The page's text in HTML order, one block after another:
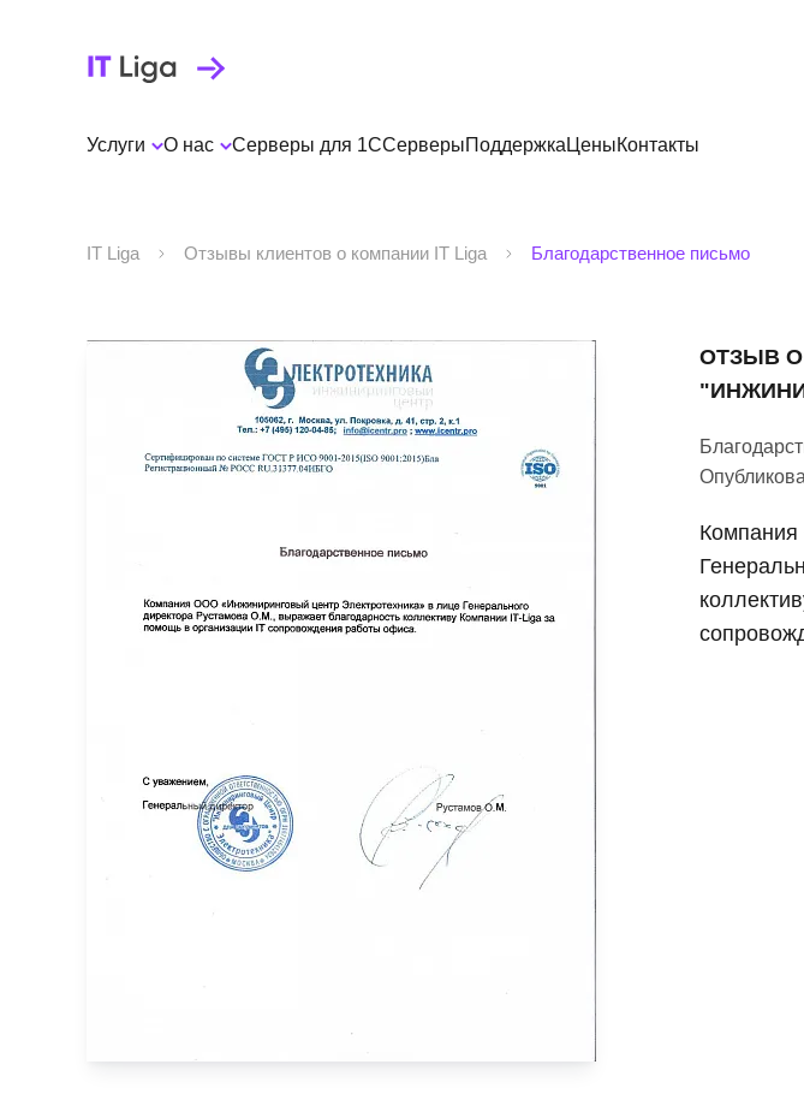
Услуги О нас Серверы для 1ССерверыПоддержка ЦеныКонтакты
IT Liga Отзывы клиентов о компании IT Liga Благодарственное письмо
ОТЗЫВ О